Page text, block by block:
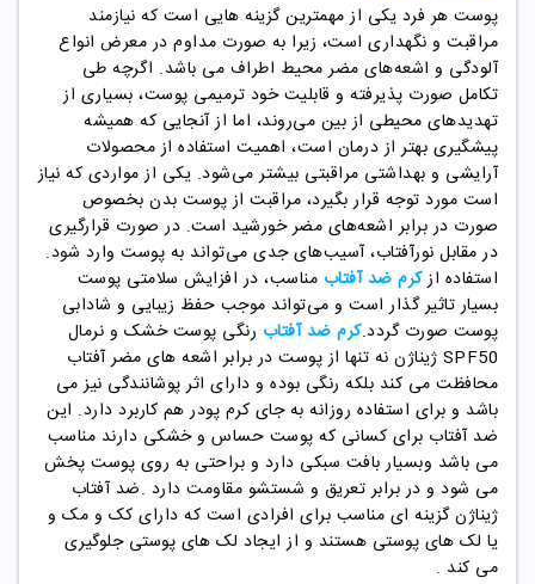
پوست هر فرد یکی از مهمترین گزینه هایی است که نیازمند
مراقبت و نگهداری است، زیرا به صورت مداوم در معرض انواع
آلودگی و اشعه‌های مضر محیط اطراف می باشد. اگرچه طی
تکامل صورت پذیرفته و قابلیت خود ترمیمی پوست، بسیاری از
تهدیدهای محیطی از بین می‌روند، اما از آنجایی که همیشه
پیشگیری بهتر از درمان است، اهمیت استفاده از محصولات
آرایشی و بهداشتی مراقبتی بیشتر می‌شود. یکی از مواردی که نیاز
است مورد توجه قرار بگیرد، مراقبت از پوست بدن بخصوص
صورت در برابر اشعه‌های مضر خورشید است. در صورت قرارگیری
در مقابل نورآفتاب، آسیب‌های جدی می‌تواند به پوست وارد شود.
استفاده ازکرم ضد آفتاب مناسب، در افزایش سلامتی پوست
بسیار تاثیر گذار است و می‌تواند موجب حفظ زیبایی و شادابی
پوست صورت گردد.کرم ضد آفتاب رنگی پوست خشک و نرمال
SPF50 ژیناژن نه تنها از پوست در برابر اشعه های مضر آفتاب
محافظت می کند بلکه رنگی بوده و دارای اثر پوشانندگی نیز می
باشد و برای استفاده روزانه به جای کرم پودر هم کاربرد دارد. این
ضد آفتاب برای کسانی که پوست حساس و خشکی دارند مناسب
می باشد وبسیار بافت سبکی دارد و براحتی به روی پوست پخش
می شود و در برابر تعریق و شستشو مقاومت دارد .ضد آفتاب
ژیناژنگزینه ای مناسب برای افرادی است که دارای کک و مک و
یا لک های پوستی هستند و از ایجاد لک های پوستی جلوگیری
می کند .